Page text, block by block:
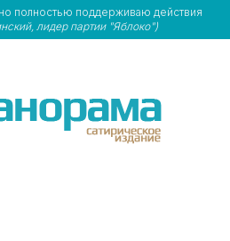
полностью поддерживаю действия
лидер партии "Яблоко")